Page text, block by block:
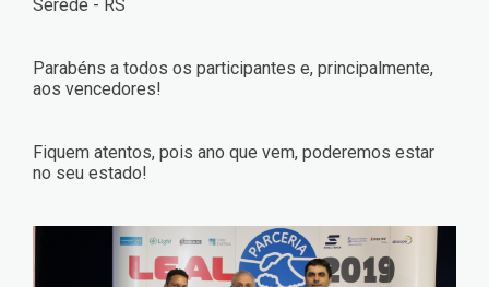
Serede - RS
Parabéns a todos os participantes e, principalmente,
aos vencedores!
Fiquem atentos, pois ano que vem, poderemos estar
no seu estado!